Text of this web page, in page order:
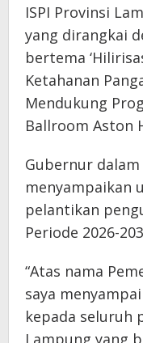
ISPI Provinsi
yang dirangkai
bertema
Ketahanan
Mendukung
Ballroom Aston
Gubernur
menyampaikan
pelantikan
Periode 2026-
“Atas nama
saya
kepada seluruh
Lampung yang